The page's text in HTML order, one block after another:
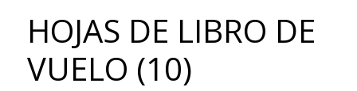
HOJAS DE LIBRO DE
VUELO (10)